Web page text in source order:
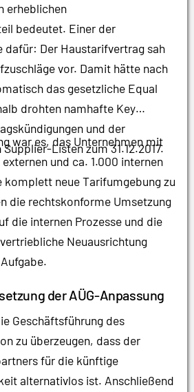
erheblichen
bedeutet. Einer der
dafür: Der Haustarifvertrag sah
vor. Damit hätte nach
das gesetzliche Equal
drohten namhafte Key
und der
Listen zum 31.12.2017.
war es, das Unternehmen mit
und ca. 1.000 internen
komplett neue Tarifumgebung zu
die rechtskonforme Umsetzung
die internen Prozesse und die
Neuausrichtung
der AÜG-Anpassung
Geschäftsführung des
zu überzeugen, dass der
für die künftige
alternativlos ist. Anschließend